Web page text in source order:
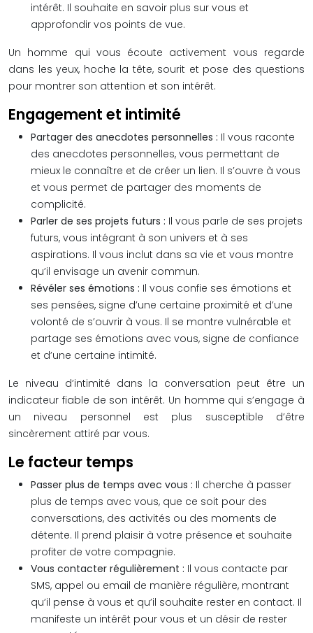
intérêt. Il souhaite en savoir plus sur vous et
approfondir vos points de vue.
Un homme qui vous écoute activement vous regarde
dans les yeux, hoche la tête, sourit et pose des questions
pour montrer son attention et son intérêt.
Engagement et intimité
Partager des anecdotes personnelles : Il vous raconte
des anecdotes personnelles, vous permettant de
mieux le connaître et de créer un lien. Il s’ouvre à vous
et vous permet de partager des moments de
complicité.
Parler de ses projets futurs : Il vous parle de ses projets
futurs, vous intégrant à son univers et à ses
aspirations. Il vous inclut dans sa vie et vous montre
qu’il envisage un avenir commun.
Révéler ses émotions : Il vous confie ses émotions et
ses pensées, signe d’une certaine proximité et d’une
volonté de s’ouvrir à vous. Il se montre vulnérable et
partage ses émotions avec vous, signe de confiance
et d’une certaine intimité.
Le niveau d’intimité dans la conversation peut être un
indicateur fiable de son intérêt. Un homme qui s’engage à
un niveau personnel est plus susceptible d’être
sincèrement attiré par vous.
Le facteur temps
Passer plus de temps avec vous : Il cherche à passer
plus de temps avec vous, que ce soit pour des
conversations, des activités ou des moments de
détente. Il prend plaisir à votre présence et souhaite
profiter de votre compagnie.
Vous contacter régulièrement : Il vous contacte par
SMS, appel ou email de manière régulière, montrant
qu’il pense à vous et qu’il souhaite rester en contact. Il
manifeste un intérêt pour vous et un désir de rester